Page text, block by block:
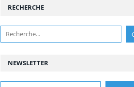
NEWSLETTER
RECHERCHE